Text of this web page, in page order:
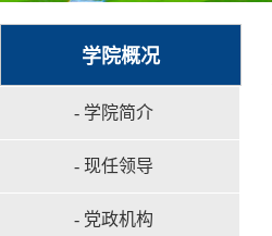
学院概况
- 学院简介
- 现任领导
- 党政机构